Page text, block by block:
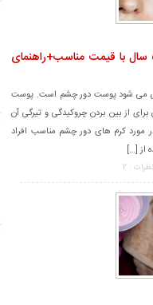
بهترین کرم دور چشم بالای۵۰ سال با قیمت مناسب+راهنمای
می شود پوست دور چشم است. پوست
از بین بردن چروکیدگی و تیرگی آن
مورد کرم های دور چشم مناسب افراد
: 2